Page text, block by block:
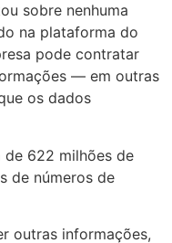
sobre nenhuma
na plataforma do
pode contratar
— em outras
os dados
de 622 milhões de
de números de
outras informações,